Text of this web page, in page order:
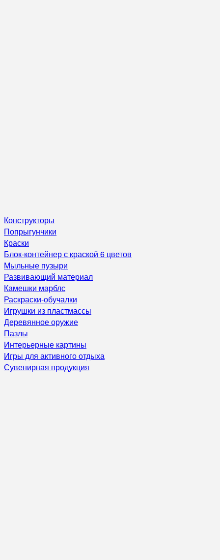
Конструкторы
Попрыгунчики
Краски
Блок-контейнер с краской 6 цветов
Мыльные пузыри
Развивающий материал
Камешки марблс
Раскраски-обучалки
Игрушки из пластмассы
Деревянное оружие
Пазлы
Интерьерные картины
Игры для активного отдыха
Сувенирная продукция